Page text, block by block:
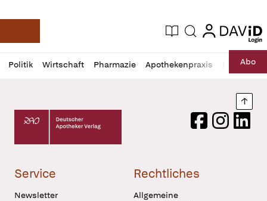
Deutsche Apotheker Zeitung
Aktuelle Ausgabe
Suche login
login
Politik Wirtschaft Pharmazie Apothekenpraxis RechtAbo
Profil
öffnen
Daz
Pur
Deutscher Apotheker Verlag Logo
FacebookInstagram
Service
Newsletter
Rechtliches
Allgemeine